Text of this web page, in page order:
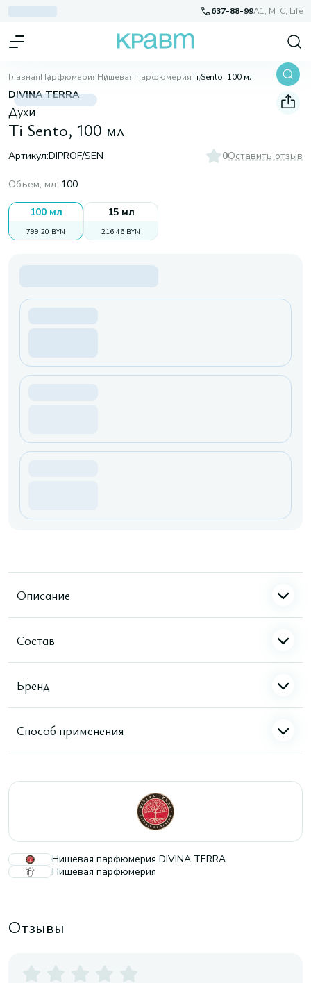
637-88-99A1, МТС, Life
ГлавнаяПарфюмерияНишевая парфюмерияTi Sento, 100 мл
DIVINA TERRA
Духи
Ti Sento, 100 мл
Артикул:DIPROF/SEN 0Оставить отзыв
Объем, мл: 100
100 мл
799,20 BYN
15 мл
216,46 BYN
Описание
Состав
Бренд
Способ применения
Нишевая парфюмерия DIVINA TERRA
Нишевая парфюмерия
Отзывы